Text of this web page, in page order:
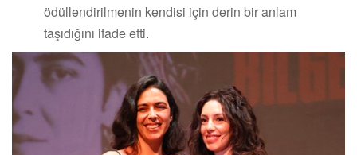
ödüllendirilmenin kendisi için derin bir anlam
taşıdığını ifade etti.